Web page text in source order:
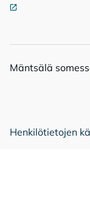
Mänt­sä­lä
Henkilötietojen